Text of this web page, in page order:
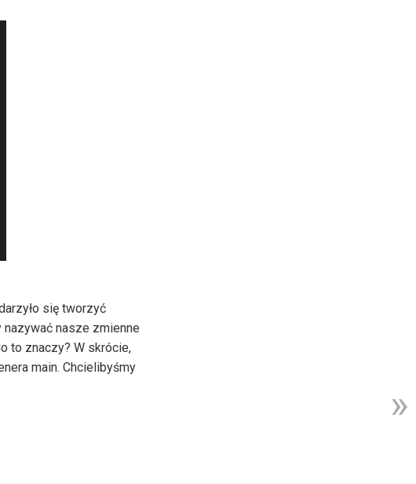
się tworzyć
nasze zmienne
to znaczy? W skrócie,
main. Chcielibyśmy